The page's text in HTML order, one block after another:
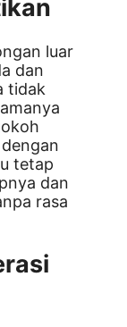
luar
dan
tidak
tetap
dan
rasa